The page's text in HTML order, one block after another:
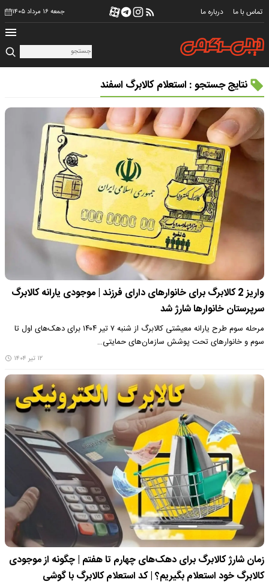
تماس با ما درباره ما جمعه ۱۶ مرداد ۱۴۰۵
نتایج جستجو : استعلام کالابرگ اسفند
واریز 2 کالابرگ برای خانوارهای دارای فرزند | موجودی یارانه کالابرگ‌
سرپرستان خانوارها شارژ شد
مرحله سوم طرح یارانه معیشتی کالابرگ از شنبه ۷ تیر ۱۴۰۴ برای دهک‌های اول تا
سوم و خانوارهای تحت پوشش سازمان‌های حمایتی…
۱۲ تیر ۱۴۰۴
زمان شارژ کالابرگ برای دهک‌های چهارم تا هفتم | چگونه از موجودی
کالابرگ خود استعلام بگیریم؟ | کد استعلام کالابرگ با گوشی